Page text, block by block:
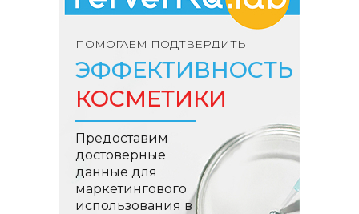
КОСМЕТИКИ
ЭФФЕКТИВНОСТЬ
Предоставим
достоверные
данные для
маркетингового
использования в
ПОМОГАЕМ ПОДТВЕРДИТЬ